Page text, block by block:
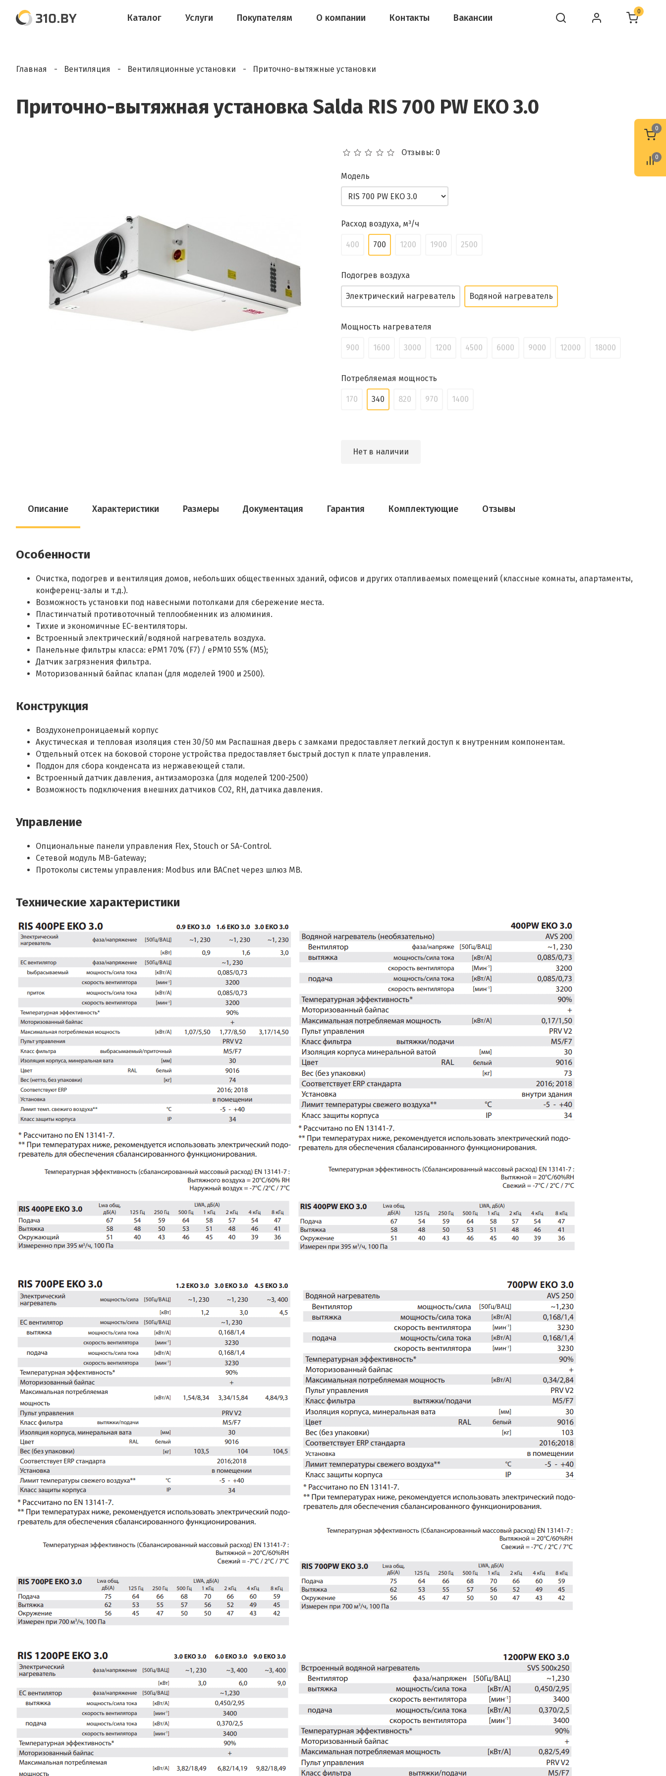
Каталог Услуги Покупателям О компании Контакты Вакансии
0
Главная Вентиляция Вентиляционные установки Приточно-вытяжные установки
Приточно-вытяжная установка Salda RIS 700 PW EKO 3.0
Отзывы: 0
Модель
Расход воздуха, м³/ч
400 700 1200 1900 2500
Подогрев воздуха
Электрический нагреватель Водяной нагреватель
Мощность нагревателя
900 1600 3000 1200 4500 6000 9000 12000 18000
Потребляемая мощность
170 340 820 970 1400
Нет в наличии
Описание Характеристики Размеры Документация Гарантия Комплектующие Отзывы
Особенности
Очистка, подогрев и вентиляция домов, небольших общественных зданий, офисов и других отапливаемых помещений (классные комнаты, апартаменты,
конференц-залы и т.д.).
Возможность установки под навесными потолками для сбережение места.
Пластинчатый противоточный теплообменник из алюминия.
Тихие и экономичные EC-вентиляторы.
Встроенный электрический/водяной нагреватель воздуха.
Панельные фильтры класса: ePM1 70% (F7) / ePM10 55% (M5);
Датчик загрязнения фильтра.
Моторизованный байпас клапан (для моделей 1900 и 2500).
Конструкция
Воздухонепроницаемый корпус
Акустическая и тепловая изоляция стен 30/50 мм Распашная дверь с замками предоставляет легкий доступ к внутренним компонентам.
Отдельный отсек на боковой стороне устройства предоставляет быстрый доступ к плате управления.
Поддон для сбора конденсата из нержавеющей стали.
Встроенный датчик давления, антизаморозка (для моделей 1200-2500)
Возможность подключения внешних датчиков СO2, RH, датчика давления.
Управление
Опциональные панели управления Flex, Stouch or SA-Control.
Сетевой модуль MB-Gateway;
Протоколы системы управления: Modbus или BACnet через шлюз MB.
Технические характеристики
0
0
0